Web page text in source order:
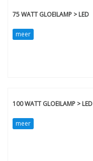
75 WATT GLOEILAMP > LED
meer
100 WATT GLOEILAMP > LED
meer